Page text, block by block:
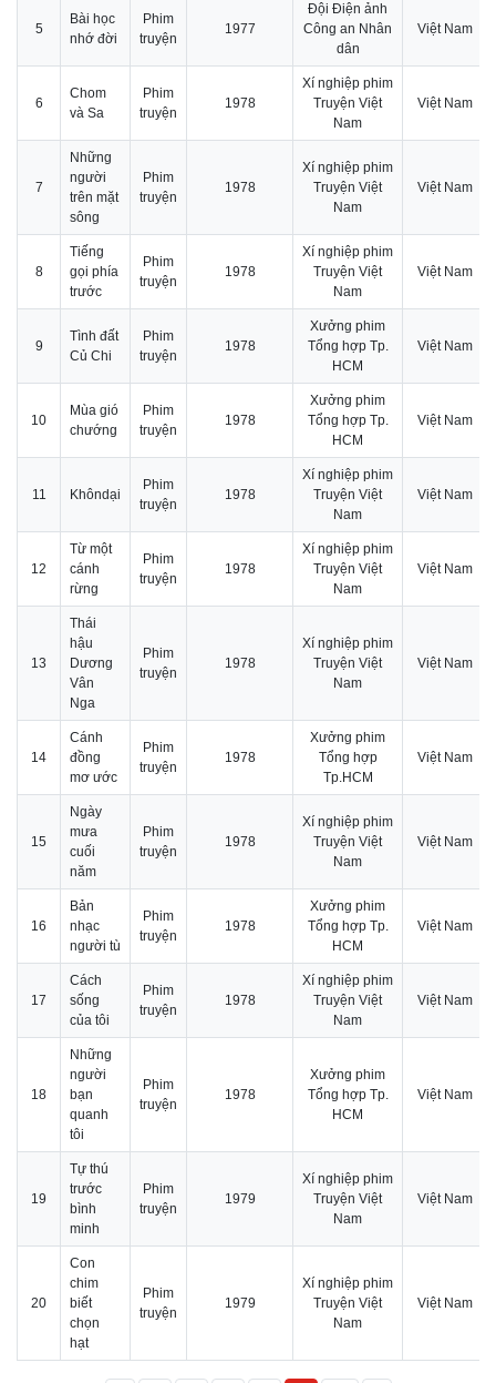
5
Bài học
nhớ đời
Phim
truyện
1977
Đội Điện ảnh
Công an Nhân
dân
Việt Nam
6
Chom
và Sa
Phim
truyện
1978
Xí nghiệp phim
Truyện Việt
Nam
Việt Nam
7
Những
người
trên mặt
sông
Phim
truyện
1978
Xí nghiệp phim
Truyện Việt
Nam
Việt Nam
8
Tiếng
gọi phía
trước
Phim
truyện
1978
Xí nghiệp phim
Truyện Việt
Nam
Việt Nam
9
Tình đất
Củ Chi
Phim
truyện
1978
Xưởng phim
Tổng hợp Tp.
HCM
Việt Nam
10
Mùa gió
chướng
Phim
truyện
1978
Xưởng phim
Tổng hợp Tp.
HCM
Việt Nam
11 Khôndại
Phim
truyện
1978
Xí nghiệp phim
Truyện Việt
Nam
Việt Nam
12
Từ một
cánh
rừng
Phim
truyện
1978
Xí nghiệp phim
Truyện Việt
Nam
Việt Nam
13
Thái
hậu
Dương
Vân
Nga
Phim
truyện
1978
Xí nghiệp phim
Truyện Việt
Nam
Việt Nam
14
Cánh
đồng
mơ ước
Phim
truyện
1978
Xưởng phim
Tổng hợp
Tp.HCM
Việt Nam
15
Ngày
mưa
cuối
năm
Phim
truyện
1978
Xí nghiệp phim
Truyện Việt
Nam
Việt Nam
16
Bản
nhạc
người tù
Phim
truyện
1978
Xưởng phim
Tổng hợp Tp.
HCM
Việt Nam
17
Cách
sống
của tôi
Phim
truyện
1978
Xí nghiệp phim
Truyện Việt
Nam
Việt Nam
18
Những
người
bạn
quanh
tôi
Phim
truyện
1978
Xưởng phim
Tổng hợp Tp.
HCM
Việt Nam
19
Tự thú
trước
bình
minh
Phim
truyện
1979
Xí nghiệp phim
Truyện Việt
Nam
Việt Nam
20
Con
chim
biết
chọn
hạt
Phim
truyện
1979
Xí nghiệp phim
Truyện Việt
Nam
Việt Nam